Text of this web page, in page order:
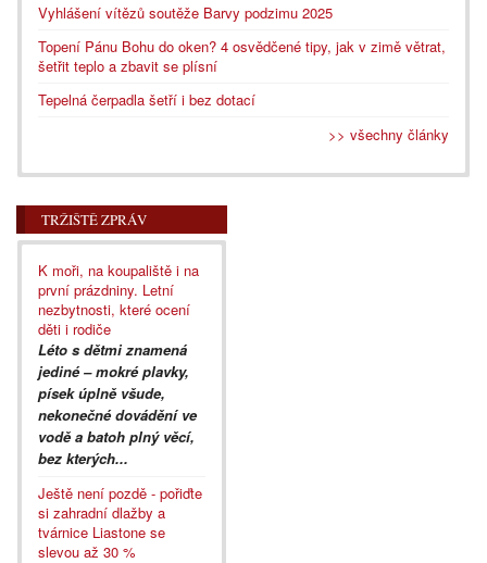
Vyhlášení vítězů soutěže Barvy podzimu 2025
Topení Pánu Bohu do oken? 4 osvědčené tipy, jak v zimě větrat,
šetřit teplo a zbavit se plísní
Tepelná čerpadla šetří i bez dotací
>> všechny články
TRŽIŠTĚ ZPRÁV
K moři, na koupaliště i na
první prázdniny. Letní
nezbytnosti, které ocení
děti i rodiče
Léto s dětmi znamená
jediné – mokré plavky,
písek úplně všude,
nekonečné dovádění ve
vodě a batoh plný věcí,
bez kterých...
Ještě není pozdě - pořiďte
si zahradní dlažby a
tvárnice Liastone se
slevou až 30 %